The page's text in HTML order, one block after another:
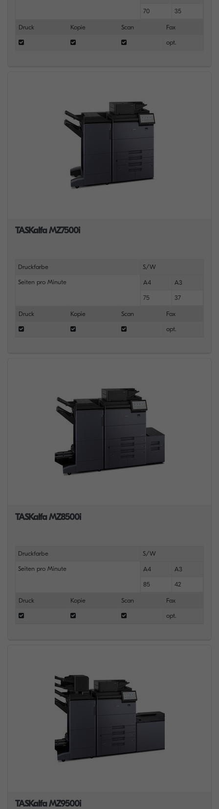
70 35
Druck Kopie Scan Fax
opt.
TASKalfa MZ7500i
Druckfarbe S/W
Seiten pro Minute A4 A3
75 37
Druck Kopie Scan Fax
opt.
TASKalfa MZ8500i
Druckfarbe S/W
Seiten pro Minute A4 A3
85 42
Druck Kopie Scan Fax
opt.
TASKalfa MZ9500i